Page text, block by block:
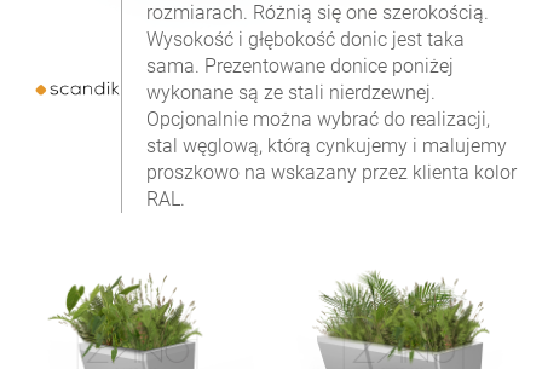
rozmiarach. Różnią się one szerokością.
Wysokość i głębokość donic jest taka
sama. Prezentowane donice poniżej
wykonane są ze stali nierdzewnej.
Opcjonalnie można wybrać do realizacji,
stal węglową, którą cynkujemy i malujemy
proszkowo na wskazany przez klienta kolor
RAL.